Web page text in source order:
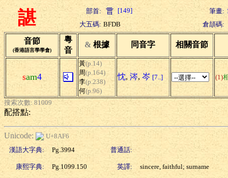
諶 部首: [149] 筆畫:
大五碼: BFDB 倉頡碼:
音節
(香港語言學學會)
粵
音
& 根據 同音字 相關音節
sam4
黃(p.14)
周(p.164)
李(p.238)
何(p.96)
忱, 涔, 岑 [7..] (1)
搜索次數: 81009
配搭點:
Unicode:
U+8AF6
漢語大字典:
Pg.3994 普通話:
康熙字典: Pg.1099.150 英譯: sincere, faithful; surname